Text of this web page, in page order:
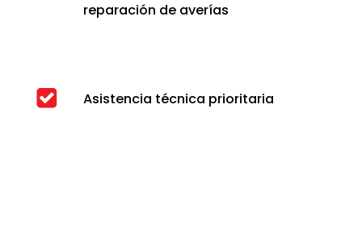
reparación de averías
Asistencia técnica prioritaria